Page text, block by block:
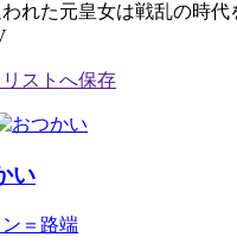
われた元皇女は戦乱の時
い
＝路端